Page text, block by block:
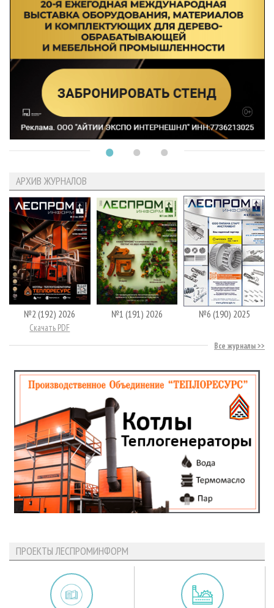
АРХИВ ЖУРНАЛОВ
№2 (192) 2026
Скачать PDF
№1 (191) 2026 №6 (190) 2025
Все журналы
ПРОЕКТЫ ЛЕСПРОМИНФОРМ